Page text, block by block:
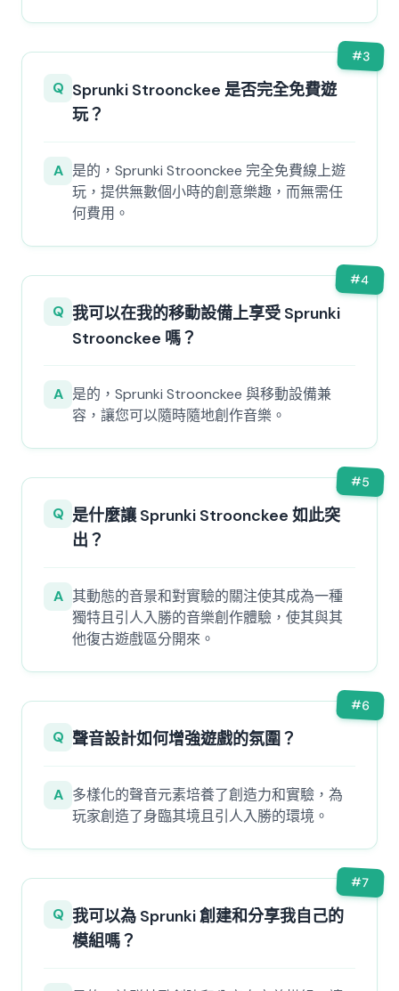
#3
Q Sprunki Stroonckee 是否完全免費遊
玩？
A 是的，Sprunki Stroonckee 完全免費線上遊
玩，提供無數個小時的創意樂趣，而無需任
何費用。
#4
Q 我可以在我的移動設備上享受 Sprunki
Stroonckee 嗎？
A 是的，Sprunki Stroonckee 與移動設備兼
容，讓您可以隨時隨地創作音樂。
#5
Q 是什麼讓 Sprunki Stroonckee 如此突
出？
A 其動態的音景和對實驗的關注使其成為一種
獨特且引人入勝的音樂創作體驗，使其與其
他復古遊戲區分開來。
#6
Q 聲音設計如何增強遊戲的氛圍？
A 多樣化的聲音元素培養了創造力和實驗，為
玩家創造了身臨其境且引人入勝的環境。
#7
Q 我可以為 Sprunki 創建和分享我自己的
模組嗎？